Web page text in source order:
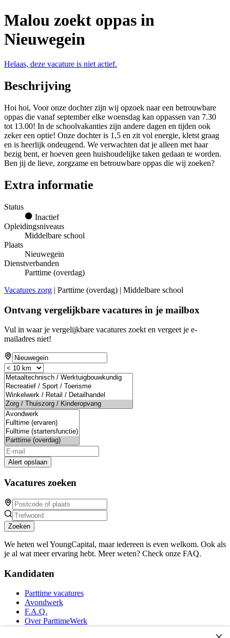
Malou zoekt oppas in
Nieuwegein
Helaas, deze vacature is niet actief.
Beschrijving
Hoi hoi, Voor onze dochter zijn wij opzoek naar een betrouwbare
oppas die vanaf september elke woensdag kan oppassen van 7.30
tot 13.00! In de schoolvakanties zijn andere dagen en tijden ook
zeker een optie! Onze dochter is 1,5 en zit vol energie, kletst graag
en is heerlijk ondeugend. We verwachten dat je alleen met haar
bezig bent, er hoeven geen huishoudelijke taken gedaan te worden.
Ben jij de lieve, zorgzame en betrouwbare oppas die wij zoeken?
Extra informatie
Status
Inactief
Opleidingsniveaus
Middelbare school
Plaats
Nieuwegein
Dienstverbanden
Parttime (overdag)
Vacatures zorg | Parttime (overdag) | Middelbare school
Ontvang vergelijkbare vacatures in je mailbox
Vul in waar je vergelijkbare vacatures zoekt en vergeet je e-
mailadres niet!
Alert opslaan
Vacatures zoeken
Zoeken
We heten wel YoungCapital, maar iedereen is even welkom. Ook als
je al wat meer ervaring hebt. Meer weten? Check onze FAQ.
Kandidaten
Parttime vacatures
Avondwerk
F.A.Q.
Over ParttimeWerk